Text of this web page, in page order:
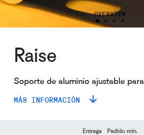
Raise
Soporte de aluminio ajustable
MÁS INFORMACIÓN
OVERVIEW
Entrega Pedido mín.